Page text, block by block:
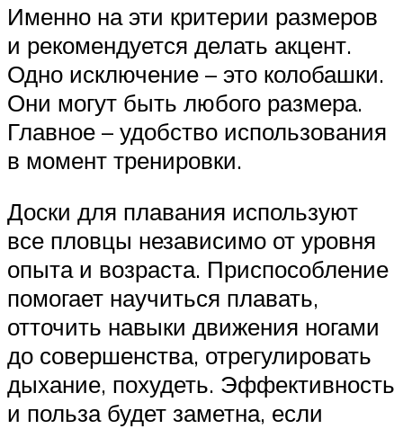
Именно на эти критерии размеров
и рекомендуется делать акцент.
Одно исключение – это колобашки.
Они могут быть любого размера.
Главное – удобство использования
в момент тренировки.
Доски для плавания используют
все пловцы независимо от уровня
опыта и возраста. Приспособление
помогает научиться плавать,
отточить навыки движения ногами
до совершенства, отрегулировать
дыхание, похудеть. Эффективность
и польза будет заметна, если